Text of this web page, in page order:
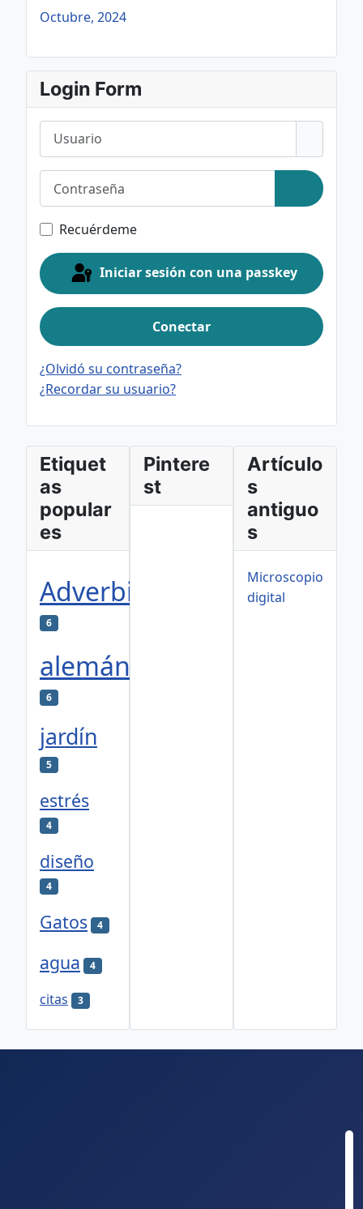
Octubre, 2024
Login Form
Usuario
Mostrar
Recuérdeme
Iniciar sesión con una passkey
Conectar
¿Olvidó su contraseña?
¿Recordar su usuario?
Etiquet
as
popular
es
Adverbios
6
alemán
6
jardín
5
estrés
4
diseño
4
Gatos 4
agua 4
citas 3
Pintere
st
Artículo
s
antiguo
s
Microscopio
digital